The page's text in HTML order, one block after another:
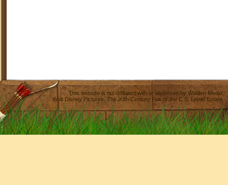
This website is not affiliated with or endorsed byWalden Media
Walt Disney Pictures,The 20th Century Fox or the C.S. Lewis Estate.